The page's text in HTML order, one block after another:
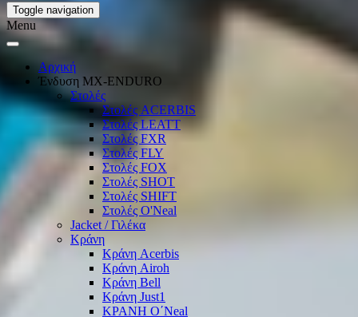
Toggle navigation
Menu
Αρχική
Ένδυση ΜΧ-ΕΝDURO
Στολές
Στολές ACERBIS
Στολές LEATT
Στολές FXR
Στολές FLY
Στολές FOX
Στολές SHOT
Στολές SHIFT
Στολές O'Neal
Jacket / Γιλέκα
Κράνη
Κράνη Acerbis
Κράνη Airoh
Κράνη Bell
Κράνη Just1
ΚΡΑΝΗ O΄Νeal